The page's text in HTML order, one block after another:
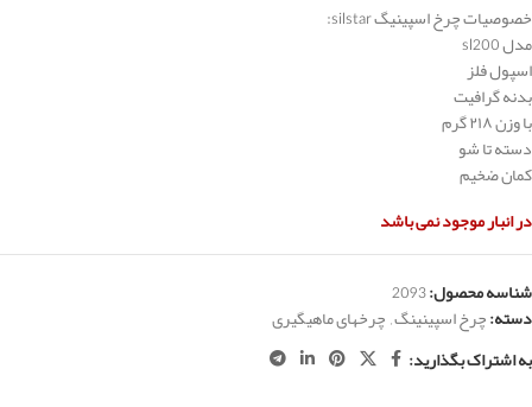
خصوصیات چرخ اسپینیگ silstar:
مدل sl200
اسپول فلز
بدنه گرافیت
با وزن ۲۱۸ گرم
دسته تا شو
کمان ضخیم
در انبار موجود نمی باشد
شناسه محصول:2093
دسته:چرخ اسپینینگ,چرخهای ماهیگیری
به اشتراک بگذارید: